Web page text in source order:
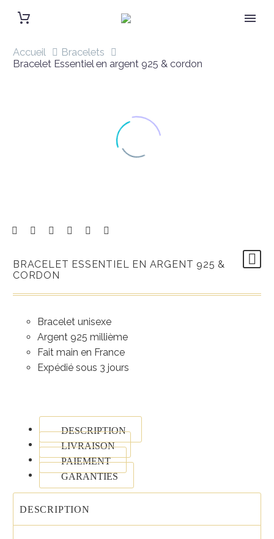
Accueil
Bracelets
Bracelet Essentiel en argent 925 & cordon
BRACELET ESSENTIEL EN ARGENT 925 &
CORDON
Bracelet unisexe
Argent 925 millième
Fait main en France
Expédié sous 3 jours
DESCRIPTION
LIVRAISON
PAIEMENT
GARANTIES
DESCRIPTION